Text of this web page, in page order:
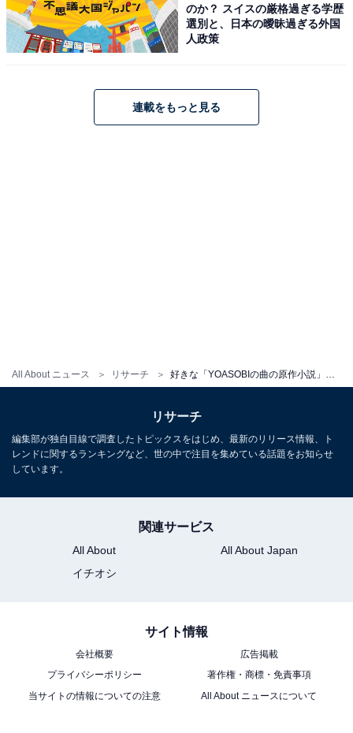
All About ニュース リサーチ 好きな「YOASOBIの曲の原作小説」ランキング！ 2位は『アイドル』の原作『45510』、1位は？
のか？ スイスの厳格過ぎる学歴
選別と、日本の曖昧過ぎる外国
人政策
連載をもっと見る
リサーチ
編集部が独自目線で調査したトピックスをはじめ、最新のリリース情報、ト
レンドに関するランキングなど、世の中で注目を集めている話題をお知らせ
しています。
関連サービス
All About
All About Japan
イチオシ
サイト情報
会社概要
広告掲載
プライバシーポリシー
著作権・商標・免責事項
当サイトの情報についての注意
All About ニュースについて